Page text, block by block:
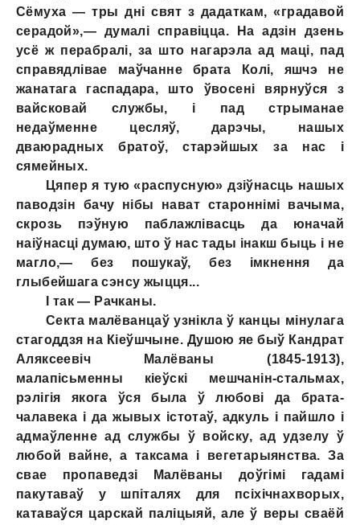
Сёмуха — тры дні свят з дадаткам, «градавой
серадой»,— думалi справіцца. На адзін дзень
усё ж перабралі, за што нагарэла ад маці, пад
справядлівае маўчанне брата Колі, яшчэ не
жанатага гаспадара, што ўвосені вярнуўся з
вайсковай службы, i пад стрыманае
недаўменне цесляў, дарэчы, нашых
дваюрадных братоў, старэйшых за нас i
сямейных.
Цяпер я тую «распусную» дзіўнасць нашых
паводзін бачу нібы нават староннімі вачыма,
скрозь пэўную паблажлівасць да юначай
наіўнасці думаю, што ў нас тады інакш быць i не
магло,— без пошукаў, без імкнення да
глыбейшага сэнсу жыцця...
I так — Рачканы.
Секта малёванцаў узнікла ў канцы мінулага
стагоддзя на Кіеўшчыне. Душою яе быў Кандрат
Аляксеевіч Малёваны (1845-1913),
малапісьменны кіеўскі мешчанін-стальмах,
рэлігія якога ўся была ў любові да брата-
чалавека i да жывых істотаў, адкуль i пайшло i
адмаўленне ад службы ў войску, ад удзелу ў
любой вайне, а таксама i вегетарыянства. За
свае пропаведзі Малёваны доўгімі гадамі
пакутаваў у шпіталях для псіхічнахворых,
катаваўся царскай паліцыяй, але ў веры сваёй